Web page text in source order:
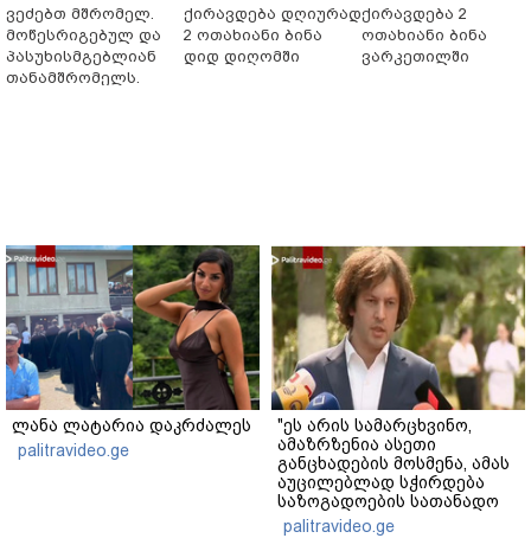
ვეძებთ მშრომელ.
მოწესრიგებულ და
პასუხისმგებლიან
თანამშრომელს.
ქირავდება დღიურად
2 ოთახიანი ბინა
დიდ დიღომში
ქირავდება 2
ოთახიანი ბინა
ვარკეთილში
ლანა ლატარია დაკრძალეს
palitravideo.ge
"ეს არის სამარცხვინო,
ამაზრზენია ასეთი
განცხადების მოსმენა, ამას
აუცილებლად სჭირდება
საზოგადოების სათანადო
რეაქცია" - ირაკლი
კობახიძე
palitravideo.ge